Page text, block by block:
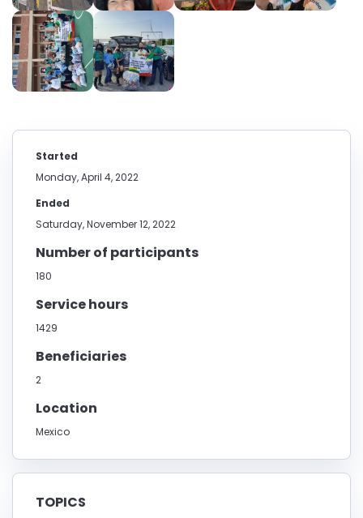
Started
Monday, April 4, 2022
Ended
Saturday, November 12, 2022
Number of participants
180
Service hours
1429
Beneficiaries
2
Location
Mexico
TOPICS